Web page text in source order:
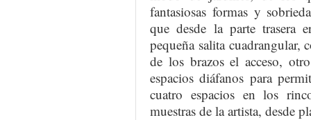
fantasiosas formas y
que desde la parte trasera
pequeña salita cuadrangular,
de los brazos el acceso,
espacios diáfanos para
cuatro espacios en los
muestras de la artista, desde